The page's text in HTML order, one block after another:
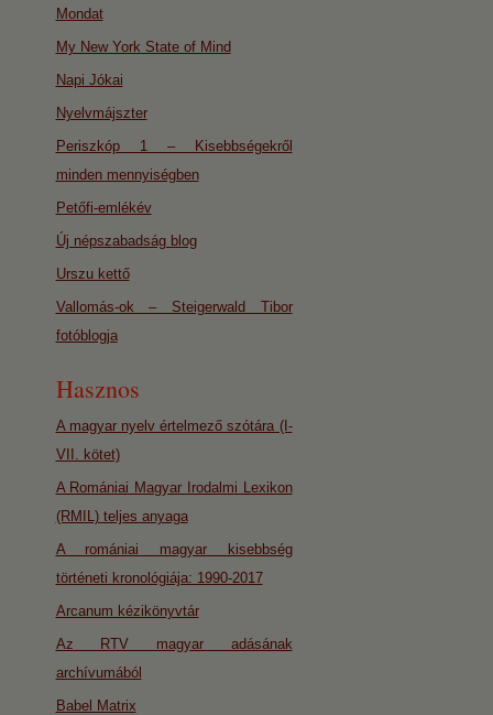
Mondat
My New York State of Mind
Napi Jókai
Nyelvmájszter
Periszkóp 1 – Kisebbségekről
minden mennyiségben
Petőfi-emlékév
Új népszabadság blog
Urszu kettő
Vallomás-ok – Steigerwald Tibor
fotóblogja
Hasznos
A magyar nyelv értelmező szótára (I-
VII. kötet)
A Romániai Magyar Irodalmi Lexikon
(RMIL) teljes anyaga
A romániai magyar kisebbség
történeti kronológiája: 1990-2017
Arcanum kézikönyvtár
Az RTV magyar adásának
archívumából
Babel Matrix